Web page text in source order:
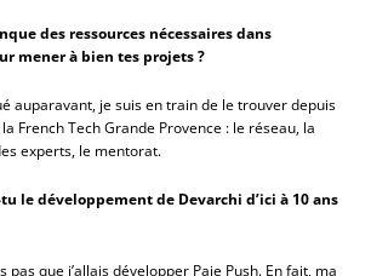
des ressources nécessaires dans
mener à bien tes projets ?
auparavant, je suis en train de le trouver depuis
French Tech Grande Provence : le réseau, la
experts, le mentorat.
le développement de Devarchi d’ici à 10 ans
pas que j’allais développer Paie Push. En fait, ma